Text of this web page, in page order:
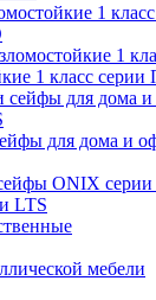
1
1 класс
для дома и
LTS
мебели